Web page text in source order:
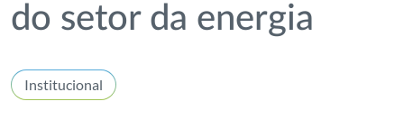
do setor da energia
Institucional